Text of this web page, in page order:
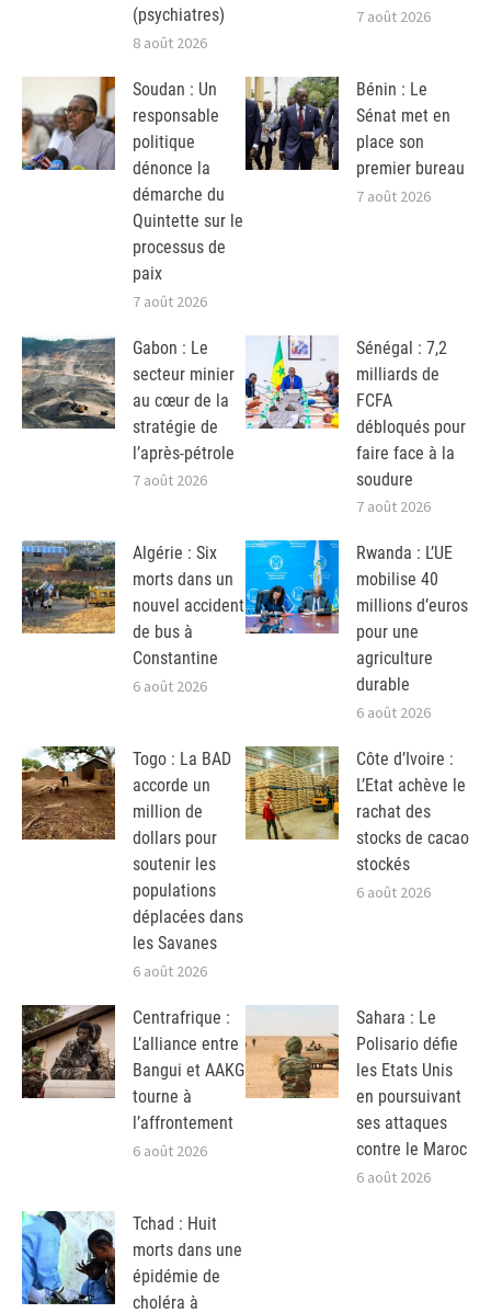
(psychiatres)
8 août 2026
7 août 2026
Soudan : Un
responsable
politique
dénonce la
démarche du
Quintette sur le
processus de
paix
7 août 2026
Bénin : Le
Sénat met en
place son
premier bureau
7 août 2026
Gabon : Le
secteur minier
au cœur de la
stratégie de
l’après-pétrole
7 août 2026
Sénégal : 7,2
milliards de
FCFA
débloqués pour
faire face à la
soudure
7 août 2026
Algérie : Six
morts dans un
nouvel accident
de bus à
Constantine
6 août 2026
Rwanda : L’UE
mobilise 40
millions d’euros
pour une
agriculture
durable
6 août 2026
Togo : La BAD
accorde un
million de
dollars pour
soutenir les
populations
déplacées dans
les Savanes
6 août 2026
Côte d’Ivoire :
L’Etat achève le
rachat des
stocks de cacao
stockés
6 août 2026
Centrafrique :
L’alliance entre
Bangui et AAKG
tourne à
l’affrontement
6 août 2026
Sahara : Le
Polisario défie
les Etats Unis
en poursuivant
ses attaques
contre le Maroc
6 août 2026
Tchad : Huit
morts dans une
épidémie de
choléra à